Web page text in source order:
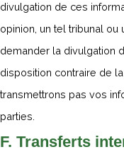
divulgation de ces
opinion, un tel tribunal
demander la divulgation
disposition contraire de
transmettrons pas vos
parties.
F. Transferts